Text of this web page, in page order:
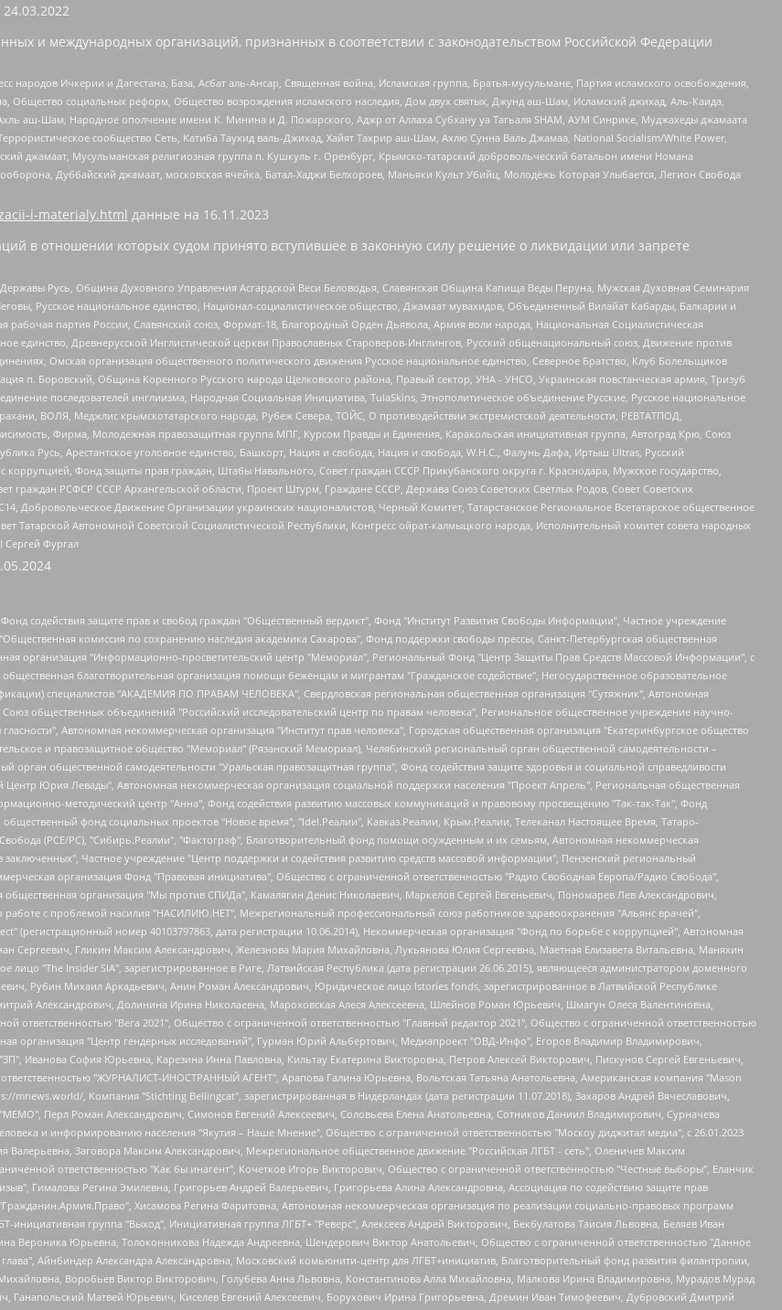
24.03.2022
и международных организаций, признанных в соответствии с законодательством Российской Федерации
Ичкерии и Дагестана, База, Асбат аль-Ансар, Священная война, Исламская группа, Братья-мусульмане, Партия исламского освобождения,
Общество социальных реформ, Общество возрождения исламского наследия, Дом двух святых, Джунд аш-Шам, Исламский джихад, Аль-Каида,
аш-Шам, Народное ополчение имени К. Минина и Д. Пожарского, Аджр от Аллаха Субхану уа Тагьаля SHAM, АУМ Синрике, Муджахеды джамаата
сообщество Сеть, Катиба Таухид валь-Джихад, Хайят Тахрир аш-Шам, Ахлю Сунна Валь Джамаа, National Socialism/White Power,
джамаат, Мусульманская религиозная группа п. Кушкуль г. Оренбург, Крымско-татарский добровольческий батальон имени Номана
Дуббайский джамаат, московская ячейка, Батал-Хаджи Белхороев, Маньяки Культ Убийц, Молодёжь Которая Улыбается, Легион Свобода
i-materialy.html данные на 16.11.2023
в отношении которых судом принято вступившее в законную силу решение о ликвидации или запрете
Русь, Община Духовного Управления Асгардской Веси Беловодья, Славянская Община Капища Веды Перуна, Мужская Духовная Семинария
Русское национальное единство, Национал-социалистическое общество, Джамаат мувахидов, Объединенный Вилайат Кабарды, Балкарии и
рабочая партия России, Славянский союз, Формат-18, Благородный Орден Дьявола, Армия воли народа, Национальная Социалистическая
единство, Древнерусской Инглистической церкви Православных Староверов-Инглингов, Русский общенациональный союз, Движение против
Омская организация общественного политического движения Русское национальное единство, Северное Братство, Клуб Болельщиков
п. Боровский, Община Коренного Русского народа Щелковского района, Правый сектор, УНА - УНСО, Украинская повстанческая армия, Тризуб
последователей инглиизма, Народная Социальная Инициатива, TulaSkins, Этнополитическое объединение Русские, Русское национальное
ВОЛЯ, Меджлис крымскотатарского народа, Рубеж Севера, ТОЙС, О противодействии экстремистской деятельности, РЕВТАТПОД,
Фирма, Молодежная правозащитная группа МПГ, Курсом Правды и Единения, Каракольская инициативная группа, Автоград Крю, Союз
Русь, Арестантское уголовное единство, Башкорт, Нация и свобода, Нация и свобода, W.H.С., Фалунь Дафа, Иртыш Ultras, Русский
Фонд защиты прав граждан, Штабы Навального, Совет граждан СССР Прикубанского округа г. Краснодара, Мужское государство,
граждан РСФСР СССР Архангельской области, Проект Штурм, Граждане СССР, Держава Союз Советских Светлых Родов, Совет Советских
Добровольческое Движение Организации украинских националистов, Черный Комитет, Татарстанское Региональное Всетатарское общественное
Автономной Советской Социалистической Республики, Конгресс ойрат-калмыцкого народа, Исполнительный комитет совета народных
Сергей Фургал
права и публичной политики", Баданин Роман Сергеевич, Гликин Максим Александрович, Железнова Мария Михайловна, Лукьянова Юлия Сергеевна, Маетная Елизавета Витальевна, Маняхин Петр Борисович, Чуракова Ольга Владимировна, Ярош Юлия Петровна, Юридическое лицо "The Insider SIA", зарегистрированное в Риге, Латвийская Республика (дата регистрации 26.06.2015), являющееся администратором доменного имени интернет-издания "The Insider SIA", https://theins.ru, Постернак Алексей Евгеньевич, Рубин Михаил Аркадьевич, Анин Роман Александрович, Юридическое лицо Istories fonds, зарегистрированное в Латвийской Республике (регистрационный номер 50008295751, дата регистрации 24.02.2020), Великовский Дмитрий Александрович, Долинина Ирина Николаевна, Мароховская Алеся Алексеевна, Шлейнов Роман Юрьевич, Шмагун Олеся Валентиновна, Общество с ограниченной ответственностью "Альтаир 2021", Общество с ограниченной ответственностью "Вега 2021", Общество с ограниченной ответственностью "Главный редактор 2021", Общество с ограниченной ответственностью "Ромашки монолит", Важенков Артем Валерьевич, Ивановская областная общественная организация "Центр гендерных исследований", Гурман Юрий Альбертович, Медиапроект "ОВД-Инфо", Егоров Владимир Владимирович, Жилинский Владимир Александрович, Общество с ограниченной ответственностью "ЗП", Иванова София Юрьевна, Карезина Инна Павловна, Кильтау Екатерина Викторовна, Петров Алексей Викторович, Пискунов Сергей Евгеньевич, Смирнов Сергей Сергеевич, Тихонов Михаил Сергеевич, Общество с ограниченной ответственностью "ЖУРНАЛИСТ-ИНОСТРАННЫЙ АГЕНТ", Арапова Галина Юрьевна, Вольтская Татьяна Анатольевна, Американская компания "Mason G.E.S. Anonymous Foundation" (США), являющаяся владельцем интернет-издания https://mnews.world/, Компания "Stichting Bellingcat", зарегистрированная в Нидерландах (дата регистрации 11.07.2018), Захаров Андрей Вячеславович, Клепиковская Екатерина Дмитриевна, Общество с ограниченной ответственностью "МЕМО", Перл Роман Александрович, Симонов Евгений Алексеевич, Соловьева Елена Анатольевна, Сотников Даниил Владимирович, Сурначева Елизавета Дмитриевна, Автономная некоммерческая организация по защите прав человека и информированию населения "Якутия – Наше Мнение", Общество с ограниченной ответственностью "Москоу диджитал медиа", с 26.01.2023 Общество с ограниченной ответственностью "Чайка Белые сады", Ветошкина Валерия Валерьевна, Заговора Максим Александрович, Межрегиональное общественное движение "Российская ЛГБТ - сеть", Оленичев Максим Владимирович, Павлов Иван Юрьевич, Скворцова Елена Сергеевна, Общество с ограниченной ответственностью "Как бы инагент", Кочетков Игорь Викторович, Общество с ограниченной ответственностью "Честные выборы", Еланчик Олег Александрович, Общество с ограниченной ответственностью "Нобелевский призыв", Гималова Регина Эмилевна, Григорьев Андрей Валерьевич, Григорьева Алина Александровна, Ассоциация по содействию защите прав призывников, альтернативнослужащих и военнослужащих "Правозащитная группа "Гражданин.Армия.Право", Хисамова Регина Фаритовна, Автономная некоммерческая организация по реализации социально-правовых программ "Лилит", Дальневосточное общественное движение "Маяк", Санкт-Петербургская ЛГБТ-инициативная группа "Выход", Инициативная группа ЛГБТ+ "Реверс", Алексеев Андрей Викторович, Бекбулатова Таисия Львовна, Беляев Иван Михайлович, Владыкина Елена Сергеевна, Гельман Марат Александрович, Никульшина Вероника Юрьевна, Толоконникова Надежда Андреевна, Шендерович Виктор Анатольевич, Общество с ограниченной ответственностью "Данное сообщение", Общество с ограниченной ответственностью Издательский дом "Новая глава", Айнбиндер Александра Александровна, Московский комьюнити-центр для ЛГБТ+инициатив, Благотворительный фонд развития филантропии, Deutsche Welle (Германия, Kurt-Schumacher-Strasse 3, 53113 Bonn), Борзунова Мария Михайловна, Воробьев Виктор Викторович, Голубева Анна Львовна, Константинова Алла Михайловна, Малкова Ирина Владимировна, Мурадов Мурад Абдулгалимович, Осетинская Елизавета Николаевна, Понасенков Евгений Николаевич, Ганапольский Матвей Юрьевич, Киселев Евгений Алексеевич, Борухович Ирина Григорьевна, Дремин Иван Тимофеевич, Дубровский Дмитрий Викторович, Красноярская региональная общественная организация поддержки и развития альтернативных образовательных технологий и межкультурных коммуникаций "ИНТЕРРА", Маяковская Екатерина Алексеевна, Фейгин Марк Захарович, Филимонов Андрей Викторович, Дзугкоева Регина Николаевна, Доброхотов Роман Александрович, Дудь Юрий Александрович, Елкин Сергей Владимирович, Кругликов Кирилл Игоревич, Сабунаева Мария Леонидовна, Семенов Алексей Владимирович, Шаинян Карен Багратович, Шульман Екатерина Михайловна, Асафьев Артур Валерьевич, Вахштайн Виктор Семенович, Венедиктов Алексей Алексеевич, Лушникова Екатерина Евгеньевна, Волков Леонид Михайлович, Невзоров Александр Глебович, Пархоменко Сергей Борисович, Сироткин Ярослав Николаевич, Кара-Мурза Владимир Владимирович, Баранова Наталья Владимировна, Гозман Леонид Яковлевич, Кагарлицкий Борис Юльевич, Климарев Михаил Валерьевич, Милов Владимир Станиславович, Автономная некоммерческая организация Краснодарский центр современного искусства "Типография", Моргенштерн Алишер Тагирович, Соболь Любовь Эдуардовна, Общество с ограниченной ответственностью "ЛИЗА НОРМ", Каспаров Гарри Кимович, Ходорковский Михаил Борисович, Общество с ограниченной ответственностью "Апрельские тезисы", Данилович Ирина Брониславовна, Кашин Олег Владимирович, Петров Николай Владимирович, Пивоваров Алексей Владимирович, Соколов Михаил Владимирович, Цветкова Юлия Владимировна, Чичваркин Евгений Александрович, Комитет против пыток/Команда против пыток, Общество с ограниченной ответственностью "Первый научный", Общество с ограниченной ответственностью "Вертолет и ко", Белоцерковская Вероника Борисовна, Кац Максим Евгеньевич, Лазарева Татьяна Юрьевна, Шаведдинов Руслан Табризович, Яшин Илья Валерьевич, Общество с ограниченной ответственностью "Иноагент ААВ", Алешковский Дмитрий Петрович, Альбац Евгения Марковна, Быков Дмитрий Львович, Галямина Юлия Евгеньевна, Лойко Сергей Леонидович, Мартынов Кирилл Константинович, Медведев Сергей Александрович, Крашенинников Федор Геннадиевич, Гордеева Катерина Вл